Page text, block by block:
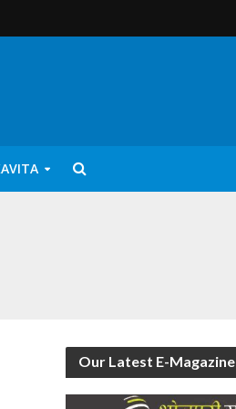
Our Latest E-Magazine